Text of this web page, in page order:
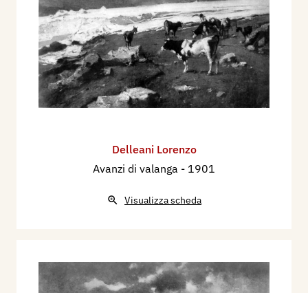
Delleani Lorenzo
Avanzi di valanga - 1901
Visualizza scheda